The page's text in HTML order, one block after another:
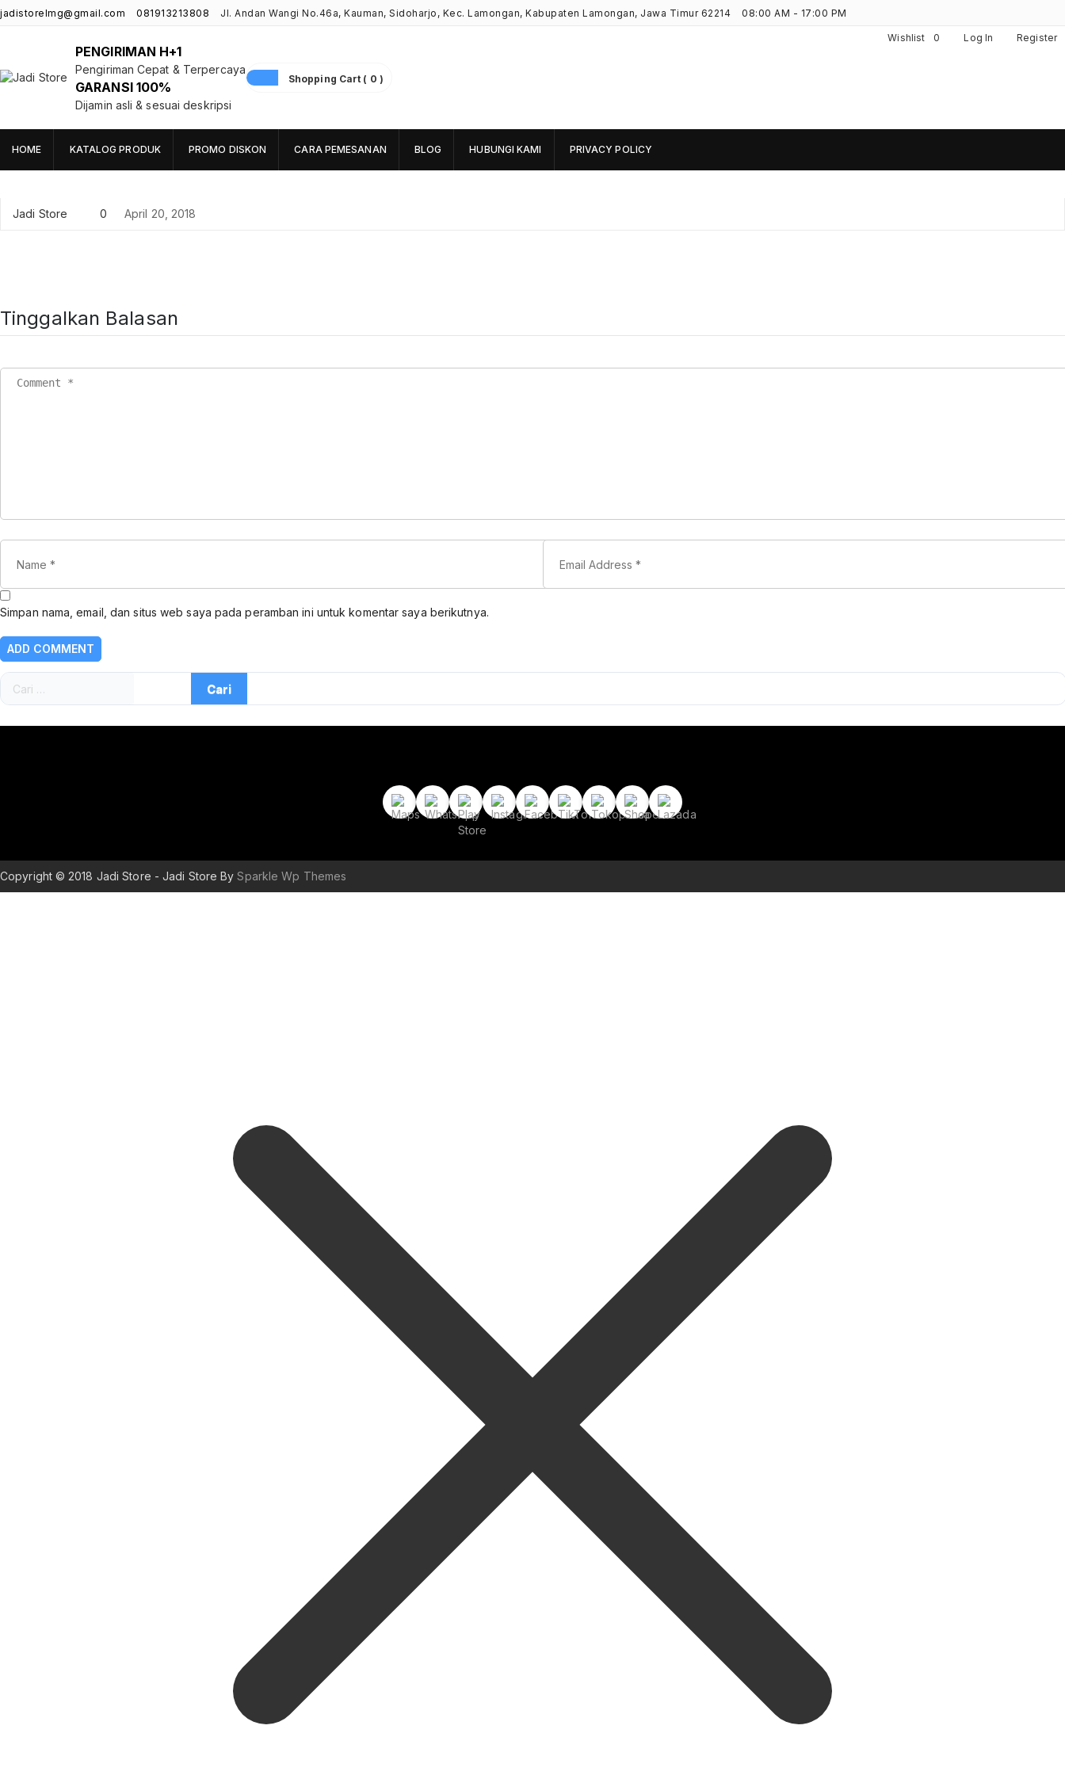
jadistorelmg@gmail.com 081913213808 Jl. Andan Wangi No.46a, Kauman, Sidoharjo, Kec. Lamongan, Kabupaten Lamongan, Jawa Timur 62214 08:00 AM - 17:00 PM
Wishlist 0 Log In Register
Jadi Store
Pusat Aksesoris HP, Komputer & Produk Unik di Lamongan
PENGIRIMAN H+1
Pengiriman Cepat & Terpercaya
GARANSI 100%
Dijamin asli & sesuai deskripsi
Shopping Cart ( 0 )
HOME KATALOG PRODUK PROMO DISKON CARA PEMESANAN BLOG HUBUNGI KAMI PRIVACY POLICY
Jadi Store 0 April 20, 2018
Tinggalkan Balasan
Simpan nama, email, dan situs web saya pada peramban ini untuk komentar saya berikutnya.
Cari
untuk:
Copyright © 2018 Jadi Store - Jadi Store BySparkle Wp Themes